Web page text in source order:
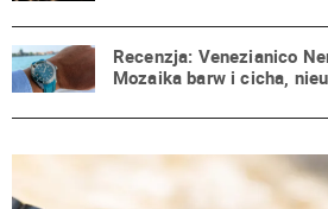
Recenzja: Venezianico
Mozaika barw i cicha,